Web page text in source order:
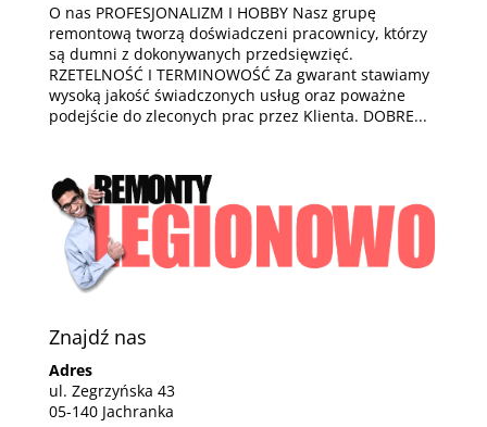
O nas PROFESJONALIZM I HOBBY Nasz grupę
remontową tworzą doświadczeni pracownicy, którzy
są dumni z dokonywanych przedsięwzięć.
RZETELNOŚĆ I TERMINOWOŚĆ Za gwarant stawiamy
wysoką jakość świadczonych usług oraz poważne
podejście do zleconych prac przez Klienta. DOBRE...
Znajdź nas
Adres
ul. Zegrzyńska 43
05-140 Jachranka